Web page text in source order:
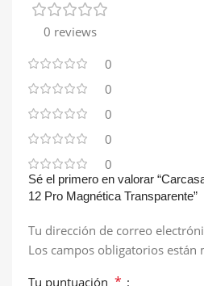
0 reviews
0
0
0
0
0
Sé el primero en valorar
12 Pro Magnética Transparente”
Tu dirección de correo
Los campos obligatorios están
Tu puntuación *